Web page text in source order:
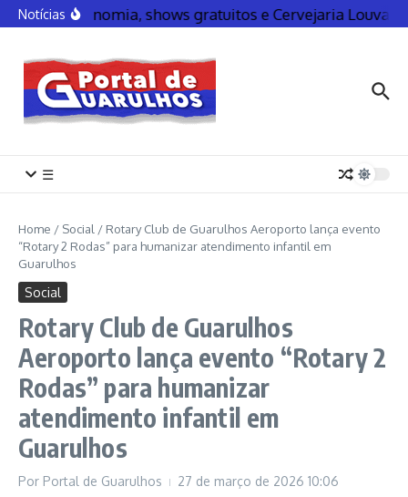
Notícias
Gastronomia, shows gratuitos e Cervejaria
☰
Home / Social / Rotary Club de Guarulhos Aeroporto lança evento
“Rotary 2 Rodas” para humanizar atendimento infantil em
Guarulhos
Social
Rotary Club de Guarulhos
Aeroporto lança evento “Rotary 2
Rodas” para humanizar
atendimento infantil em
Guarulhos
Por Portal de Guarulhos 27 de março de 2026 10:06